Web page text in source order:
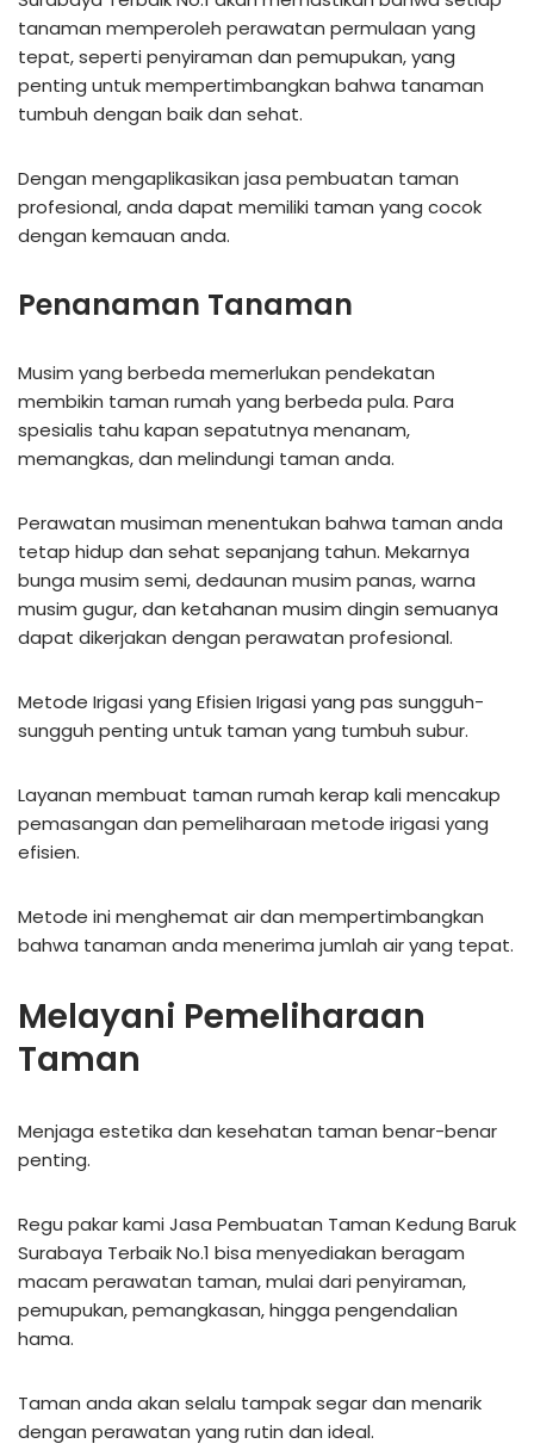
tanaman memperoleh perawatan permulaan yang
tepat, seperti penyiraman dan pemupukan, yang
penting untuk mempertimbangkan bahwa tanaman
tumbuh dengan baik dan sehat.
Dengan mengaplikasikan jasa pembuatan taman
profesional, anda dapat memiliki taman yang cocok
dengan kemauan anda.
Penanaman Tanaman
Musim yang berbeda memerlukan pendekatan
membikin taman rumah yang berbeda pula. Para
spesialis tahu kapan sepatutnya menanam,
memangkas, dan melindungi taman anda.
Perawatan musiman menentukan bahwa taman anda
tetap hidup dan sehat sepanjang tahun. Mekarnya
bunga musim semi, dedaunan musim panas, warna
musim gugur, dan ketahanan musim dingin semuanya
dapat dikerjakan dengan perawatan profesional.
Metode Irigasi yang Efisien Irigasi yang pas sungguh-
sungguh penting untuk taman yang tumbuh subur.
Layanan membuat taman rumah kerap kali mencakup
pemasangan dan pemeliharaan metode irigasi yang
efisien.
Metode ini menghemat air dan mempertimbangkan
bahwa tanaman anda menerima jumlah air yang tepat.
Melayani Pemeliharaan
Taman
Menjaga estetika dan kesehatan taman benar-benar
penting.
Regu pakar kami Jasa Pembuatan Taman Kedung Baruk
Surabaya Terbaik No.1 bisa menyediakan beragam
macam perawatan taman, mulai dari penyiraman,
pemupukan, pemangkasan, hingga pengendalian
hama.
Taman anda akan selalu tampak segar dan menarik
dengan perawatan yang rutin dan ideal.